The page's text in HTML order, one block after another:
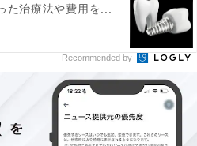
た治療法や費用を...
Recommended by